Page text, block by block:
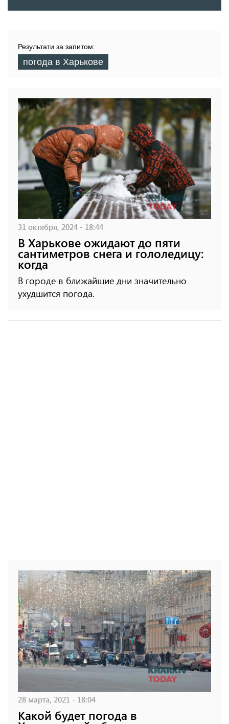
Результати за запитом:
погода в Харькове
31 октября, 2024 - 18:44
В Харькове ожидают до пяти
сантиметров снега и гололедицу:
когда
В городе в ближайшие дни значительно
ухудшится погода.
28 марта, 2021 - 18:04
Какой будет погода в